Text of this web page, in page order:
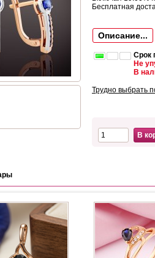
Бесплатная
Описание...
Срок
Не
В
Трудно выбрать
В